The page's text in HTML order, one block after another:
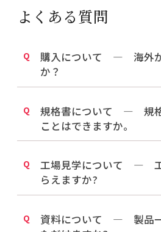
よくある質問
購入について ― 海外か
か？
規格書について ― 規格
ことはできますか。
工場見学について ― 工
らえますか?
資料について ― 製品一